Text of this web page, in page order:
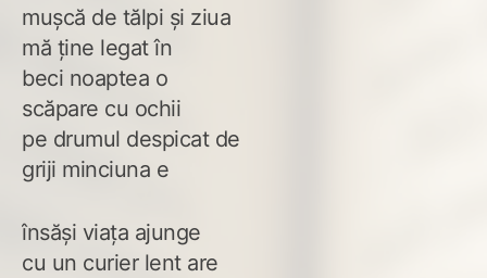
mușcă de tălpi și ziua
mă ține legat în
beci noaptea o
scăpare cu ochii
pe drumul despicat de
griji minciuna e
însăși viața ajunge
cu un curier lent are